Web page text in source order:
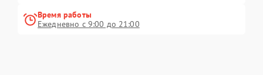
Время работы
Ежедневно с 9:00 до 21:00